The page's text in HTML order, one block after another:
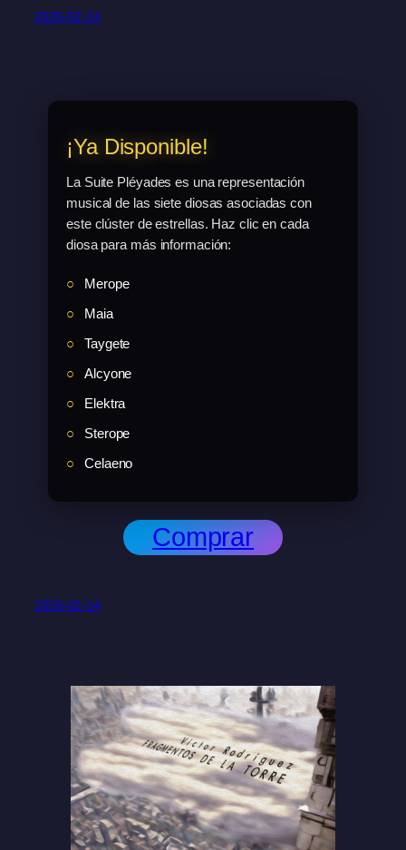
2026-02-14
¡Ya Disponible!
La Suite Pléyades es una representación
musical de las siete diosas asociadas con
este clúster de estrellas. Haz clic en cada
diosa para más información:
Merope
Maia
Taygete
Alcyone
Elektra
Sterope
Celaeno
Comprar
2026-02-14